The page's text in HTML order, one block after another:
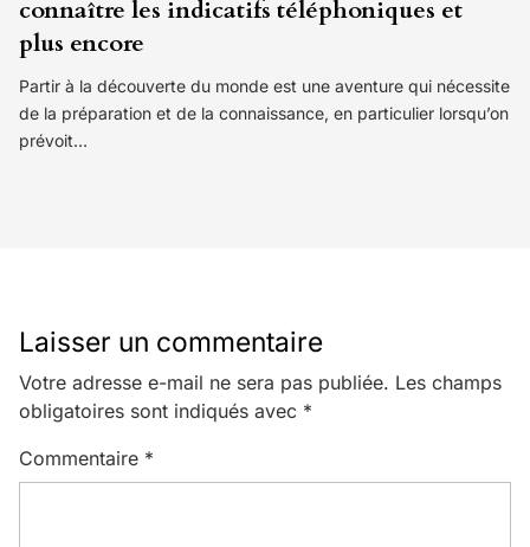
connaître les indicatifs téléphoniques et
plus encore
Partir à la découverte du monde est une aventure qui nécessite
de la préparation et de la connaissance, en particulier lorsqu’on
prévoit…
Laisser un commentaire
Votre adresse e-mail ne sera pas publiée. Les champs
obligatoires sont indiqués avec *
Commentaire *